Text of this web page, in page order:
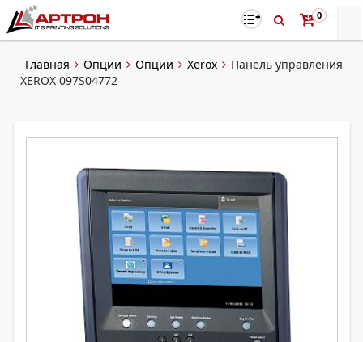
0
Главная Опции Опции Xerox
Панель управления
XEROX 097S04772